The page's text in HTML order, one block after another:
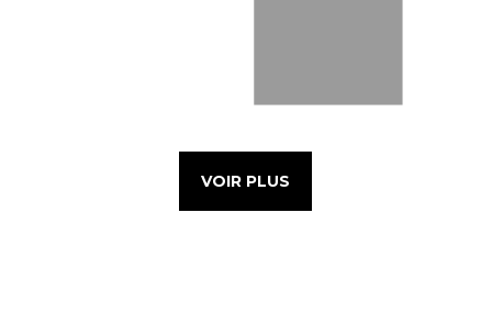
VOIR PLUS